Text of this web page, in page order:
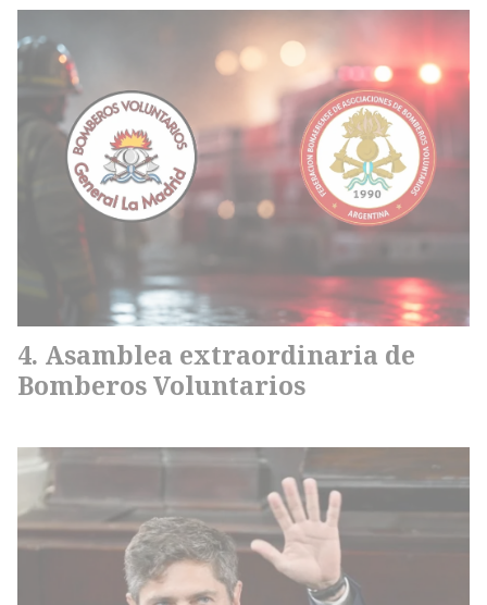
Asamblea extraordinaria de
Bomberos Voluntarios